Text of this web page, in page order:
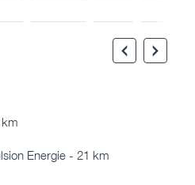
Energie - 21 km